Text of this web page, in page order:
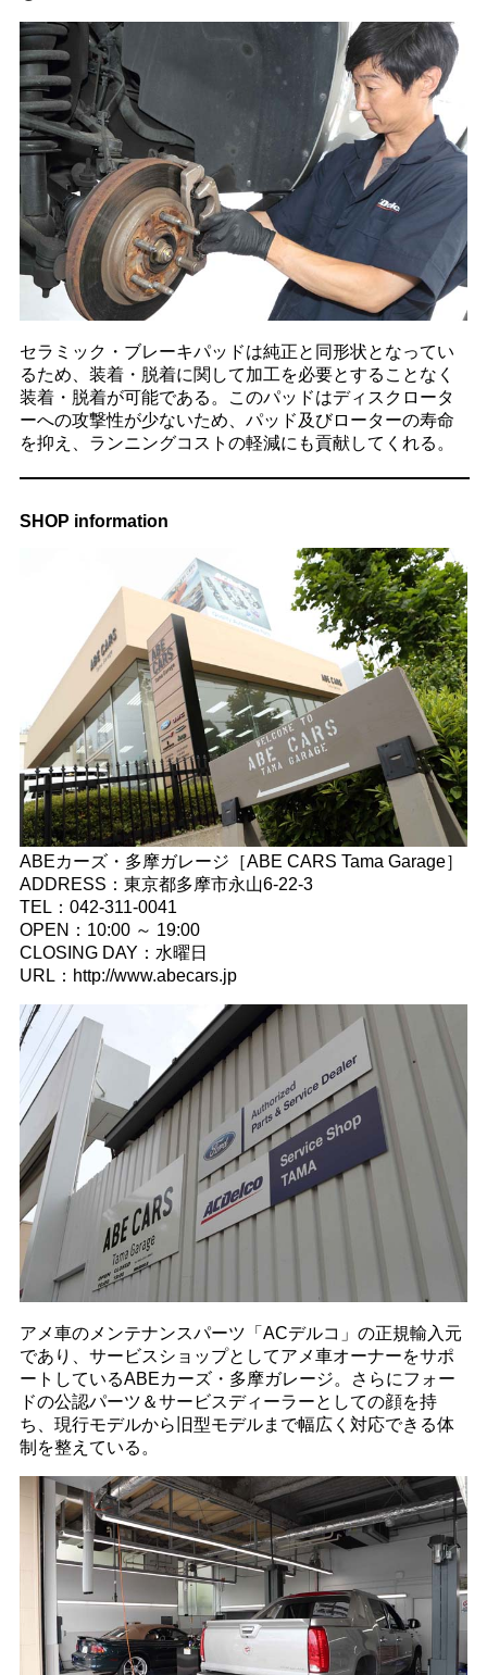
セラミック・ブレーキパッドは純正と同形状となってい
るため、装着・脱着に関して加工を必要とすることなく
装着・脱着が可能である。このパッドはディスクロータ
ーへの攻撃性が少ないため、パッド及びローターの寿命
を抑え、ランニングコストの軽減にも貢献してくれる。
SHOP information
ABEカーズ・多摩ガレージ［ABE CARS Tama Garage］
ADDRESS：東京都多摩市永山6-22-3
TEL：042-311-0041
OPEN：10:00 ～ 19:00
CLOSING DAY：水曜日
URL：http://www.abecars.jp
アメ車のメンテナンスパーツ「ACデルコ」の正規輸入元
であり、サービスショップとしてアメ車オーナーをサポ
ートしているABEカーズ・多摩ガレージ。さらにフォー
ドの公認パーツ＆サービスディーラーとしての顔を持
ち、現行モデルから旧型モデルまで幅広く対応できる体
制を整えている。